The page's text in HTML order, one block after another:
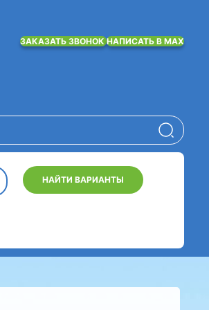
ЗАКАЗАТЬ ЗВОНОКНАПИСАТЬ В MAX
НАЙТИ ВАРИАНТЫ